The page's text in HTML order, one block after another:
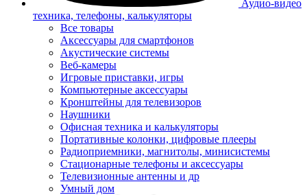
Аудио-видео
техника, телефоны, калькуляторы
Все товары
Аксессуары для смартфонов
Акустические системы
Веб-камеры
Игровые приставки, игры
Компьютерные аксессуары
Кронштейны для телевизоров
Наушники
Офисная техника и калькуляторы
Портативные колонки, цифровые плееры
Радиоприемники, магнитолы, минисистемы
Стационарные телефоны и аксессуары
Телевизионные антенны и др
Умный дом